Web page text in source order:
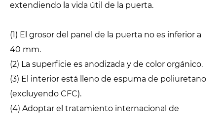
extendiendo la vida útil de la puerta.
(1) El grosor del panel de la puerta no es inferior a
40 mm.
(2) La superficie es anodizada y de color orgánico.
(3) El interior está lleno de espuma de poliuretano
(excluyendo CFC).
(4) Adoptar el tratamiento internacional de